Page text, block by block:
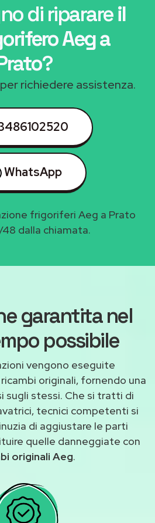
di riparareil
Aeg a
?
richiedere assistenza.
WhatsApp
frigoriferi Aeg a Prato
dalla chiamata.
garantita nel
possibile
vengono eseguite
originali, fornendo una
sugli stessi. Che si tratti di
tecnici competenti si
di aggiustare le parti
quelle danneggiate con
originali Aeg.